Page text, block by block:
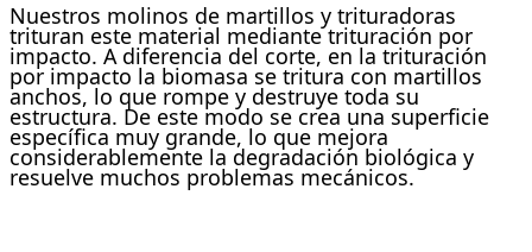
Nuestros molinos de martillos y trituradoras
trituran este material mediante trituración por
impacto. A diferencia del corte, en la trituración
por impacto la biomasa se tritura con martillos
anchos, lo que rompe y destruye toda su
estructura. De este modo se crea una superficie
específica muy grande, lo que mejora
considerablemente la degradación biológica y
resuelve muchos problemas mecánicos.